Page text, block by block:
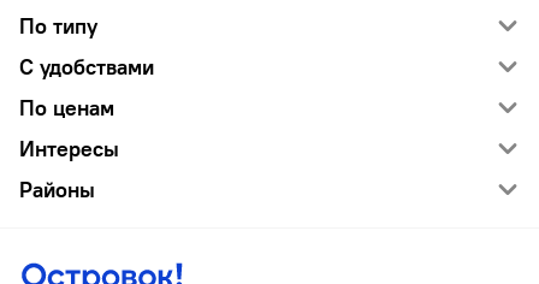
По типу
С удобствами
По ценам
Интересы
Районы